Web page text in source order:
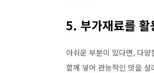
5. 부가재료를 활
아쉬운 부분이 있다면, 다
함께 넣어 관능적인 맛을